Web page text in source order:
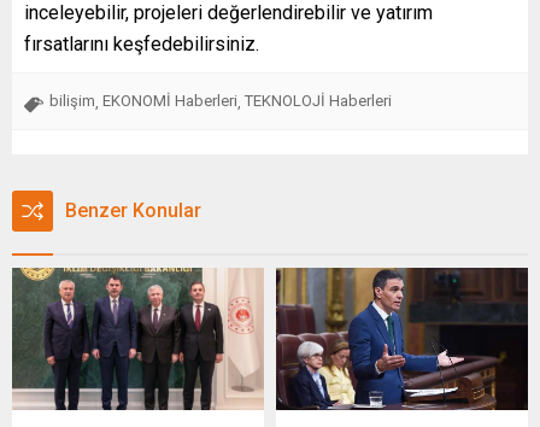
inceleyebilir, projeleri değerlendirebilir ve yatırım
fırsatlarını keşfedebilirsiniz.
bilişim, EKONOMİ Haberleri, TEKNOLOJİ Haberleri
Benzer Konular